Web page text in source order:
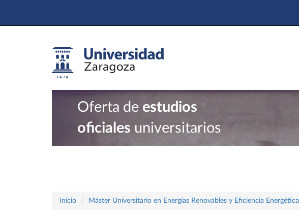
Oferta de estudios
oficiales universitarios
Inicio Máster Universitario en Energías Renovables y Eficiencia Energética